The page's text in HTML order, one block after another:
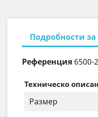
Подробности за
Референция 6500-
Техническо
Размер